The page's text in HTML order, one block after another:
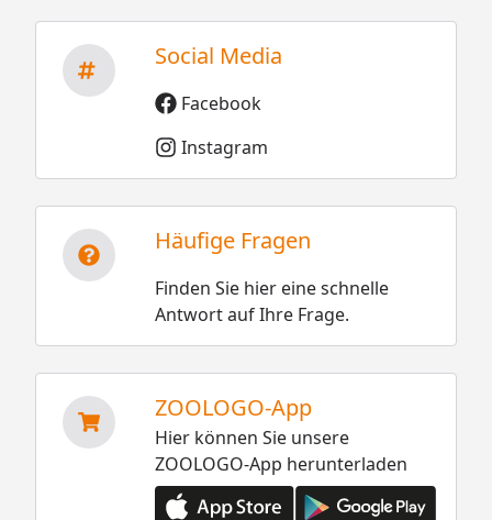
Social Media
Facebook
Instagram
Häufige Fragen
Finden Sie hier eine schnelle
Antwort auf Ihre Frage.
ZOOLOGO-App
Hier können Sie unsere
ZOOLOGO-App herunterladen